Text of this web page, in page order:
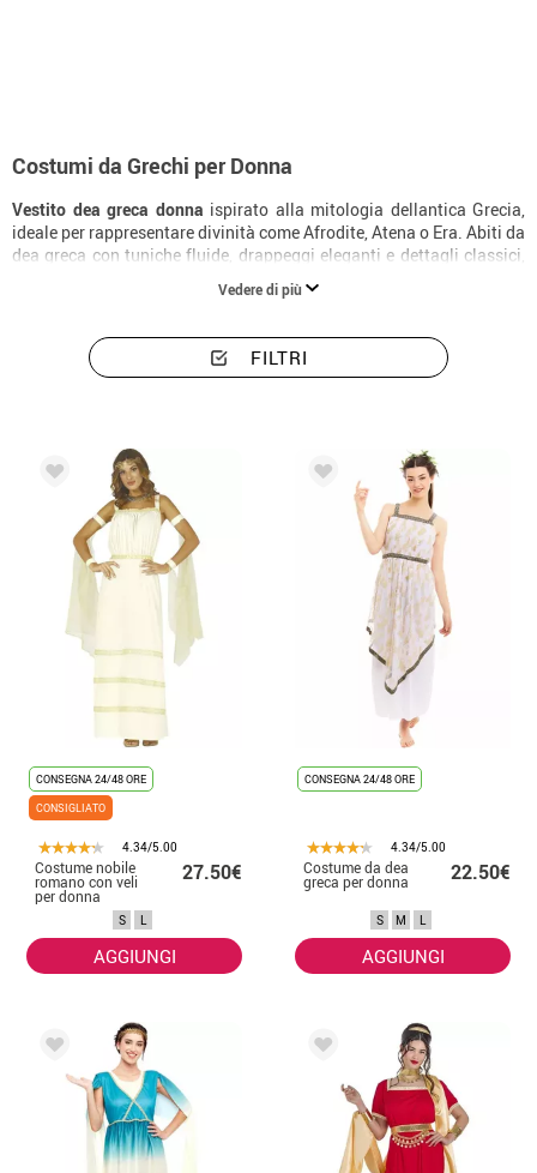
Costumi da Grechi per Donna
Vestito dea greca donna ispirato alla mitologia dellantica Grecia,
ideale per rappresentare divinità come Afrodite, Atena o Era. Abiti da
dea greca con tuniche fluide, drappeggi eleganti e dettagli classici,
perfetti per Carnevale, feste a tema ed eventi storici. Il costume può
essere arricchito anche in stile fai da te con corone dalloro, cinture
Vedere di più
FILTRI
CONSEGNA 24/48 ORE
CONSIGLIATO
4.34/5.00
Costume nobile
romano con veli
per donna
27.50€
S L
AGGIUNGI
CONSEGNA 24/48 ORE
4.34/5.00
Costume da dea
greca per donna 22.50€
S M L
AGGIUNGI